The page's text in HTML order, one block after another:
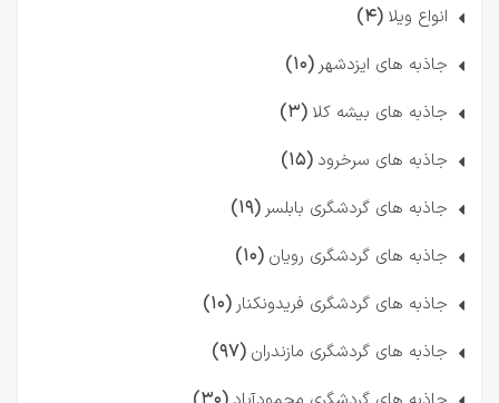
انواع ویلا (۴)
جاذبه های ایزدشهر (۱۰)
جاذبه های بیشه کلا (۳)
جاذبه های سرخرود (۱۵)
جاذبه های گردشگری بابلسر (۱۹)
جاذبه های گردشگری رویان (۱۰)
جاذبه های گردشگری فریدونکنار (۱۰)
جاذبه های گردشگری مازندران (۹۷)